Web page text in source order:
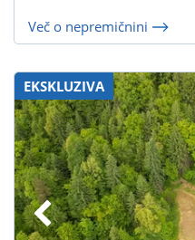
Več o nepremičnini
EKSKLUZIVA